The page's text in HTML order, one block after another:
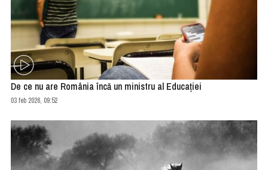
De ce nu are România încă un ministru al Educaţiei
03 feb 2026, 09:52